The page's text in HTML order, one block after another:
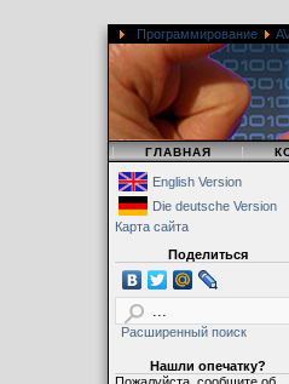
Программирование
| ГЛАВНАЯ |
English Version
Die deutsche Version
Карта сайта
Поделиться
Расширенный поиск
Нашли опечатку?